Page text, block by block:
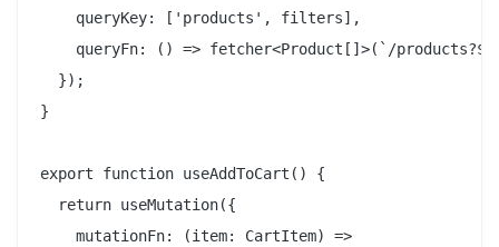
    queryKey: ['products', filters],
queryFn: () => fetcher<Product[]>(`/
  });
}
export function useAddToCart() {
  return useMutation({
    mutationFn: (item: CartItem) =>